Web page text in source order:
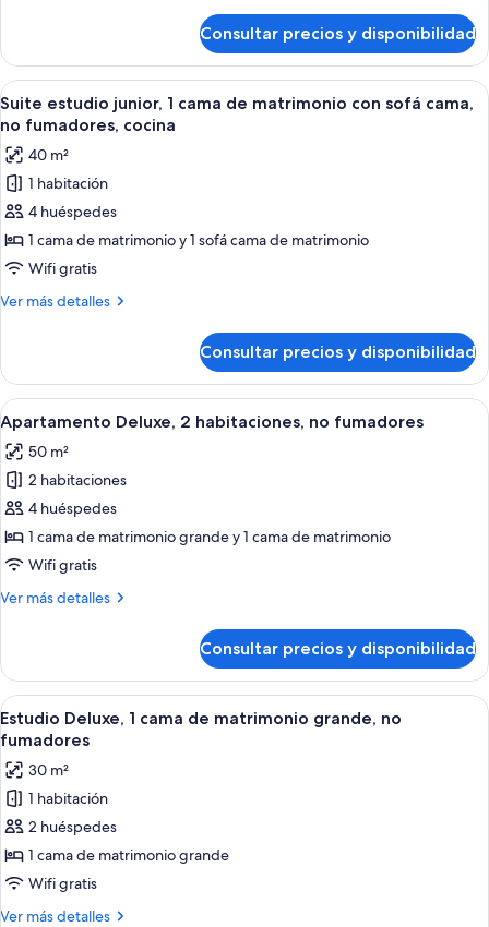
matrimonio
grande
con
sofá
cama,
no
fumadores,
cocina
estudio
junior,
1
cama
matrimonio
grande
con
sofá
cama,
fumadores,
cocina
Consultar precios y disponibilidad
Abrir
todas
las
fotos
de
Suite
estudio
junior,
1
matrimonio
con
sofá
cama,
no
fumadores,
cocina
Un dormitorio moderno con una
4
Suite estudio junior, 1 cama de matrimonio con sofá cama,
no fumadores, cocina
40 m²
1 habitación
4 huéspedes
1 cama de matrimonio y 1 sofá cama de matrimonio
Wifi gratis
Ver más detalles
Más
estudio
junior,
1
cama
de
matrimonio
con
sofá
cama,
no
fumadores,
cocina
Consultar precios y disponibilidad
Abrir
todas
las
fotos
de
Apartamento
Deluxe,
habitaciones,
Un dormitorio de hotel moderno
5
Apartamento Deluxe, 2 habitaciones, no fumadores
50 m²
2 habitaciones
4 huéspedes
1 cama de matrimonio grande y 1 cama de matrimonio
Wifi gratis
Ver más detalles
Más
Deluxe,
habitaciones,
no
Consultar precios y disponibilidad
Abrir
todas
las
fotos
de
Estudio
Deluxe,
1
cama
Un dormitorio de hotel moderno
4
Estudio Deluxe, 1 cama de matrimonio grande, no
fumadores
30 m²
1 habitación
2 huéspedes
1 cama de matrimonio grande
Wifi gratis
Ver más detalles
Más